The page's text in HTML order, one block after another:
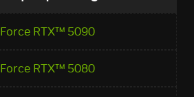
RTX™ 5090
RTX™ 5080